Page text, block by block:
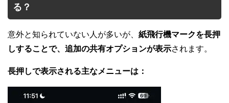
る？
意外と知られていない人が多いが、 紙飛行機マークを長押
しすることで、追加の共有オプションが表示されます。
長押しで表示される主なメニューは：